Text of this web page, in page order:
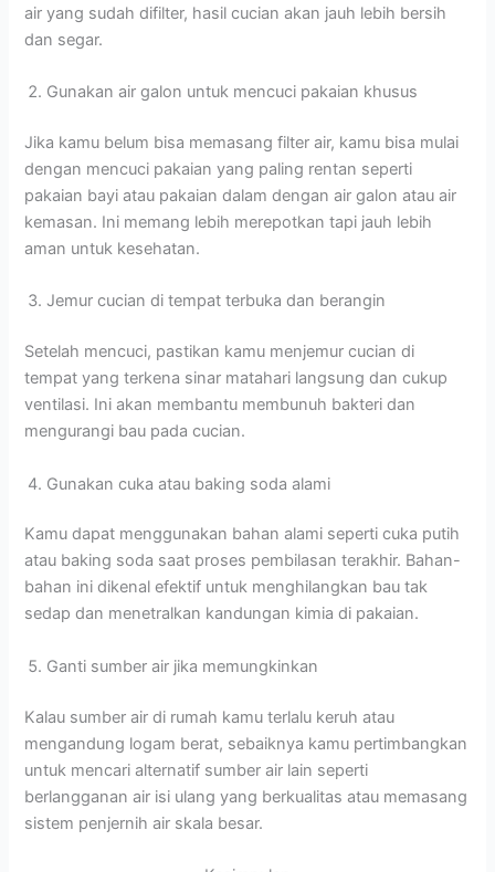
air yang sudah difilter, hasil cucian akan jauh lebih bersih
dan segar.
Gunakan air galon untuk mencuci pakaian khusus
Jika kamu belum bisa memasang filter air, kamu bisa mulai
dengan mencuci pakaian yang paling rentan seperti
pakaian bayi atau pakaian dalam dengan air galon atau air
kemasan. Ini memang lebih merepotkan tapi jauh lebih
aman untuk kesehatan.
Jemur cucian di tempat terbuka dan berangin
Setelah mencuci, pastikan kamu menjemur cucian di
tempat yang terkena sinar matahari langsung dan cukup
ventilasi. Ini akan membantu membunuh bakteri dan
mengurangi bau pada cucian.
Gunakan cuka atau baking soda alami
Kamu dapat menggunakan bahan alami seperti cuka putih
atau baking soda saat proses pembilasan terakhir. Bahan-
bahan ini dikenal efektif untuk menghilangkan bau tak
sedap dan menetralkan kandungan kimia di pakaian.
Ganti sumber air jika memungkinkan
Kalau sumber air di rumah kamu terlalu keruh atau
mengandung logam berat, sebaiknya kamu pertimbangkan
untuk mencari alternatif sumber air lain seperti
berlangganan air isi ulang yang berkualitas atau memasang
sistem penjernih air skala besar.